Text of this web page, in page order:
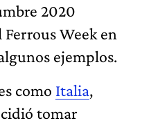
2020
Week en
ejemplos.
como Italia,
tomar